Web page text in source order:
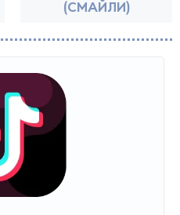
(СМАЙЛИ)